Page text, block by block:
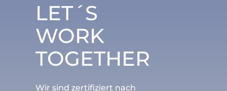
LET´S
WORK
TOGETHER
Wir sind zertifiziert nach